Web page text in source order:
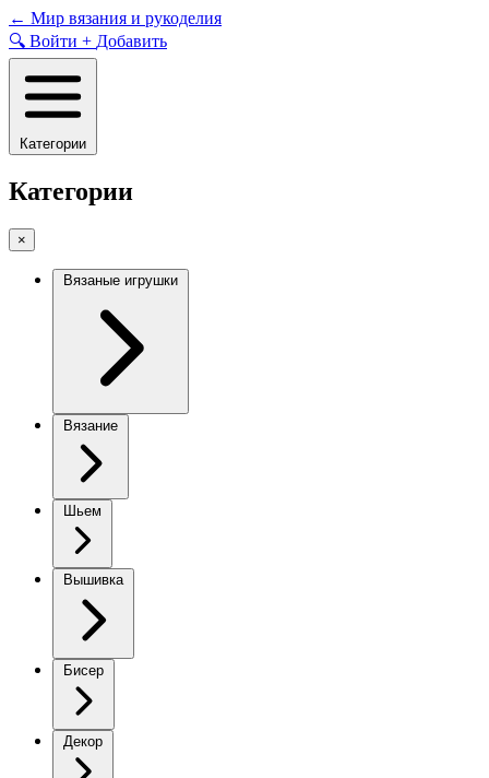
Skip
to
content
← Мир вязания и рукоделия
🔍 Войти + Добавить
Категории
Категории
×
Вязаные игрушки
Вязание
Шьем
Вышивка
Бисер
Декор